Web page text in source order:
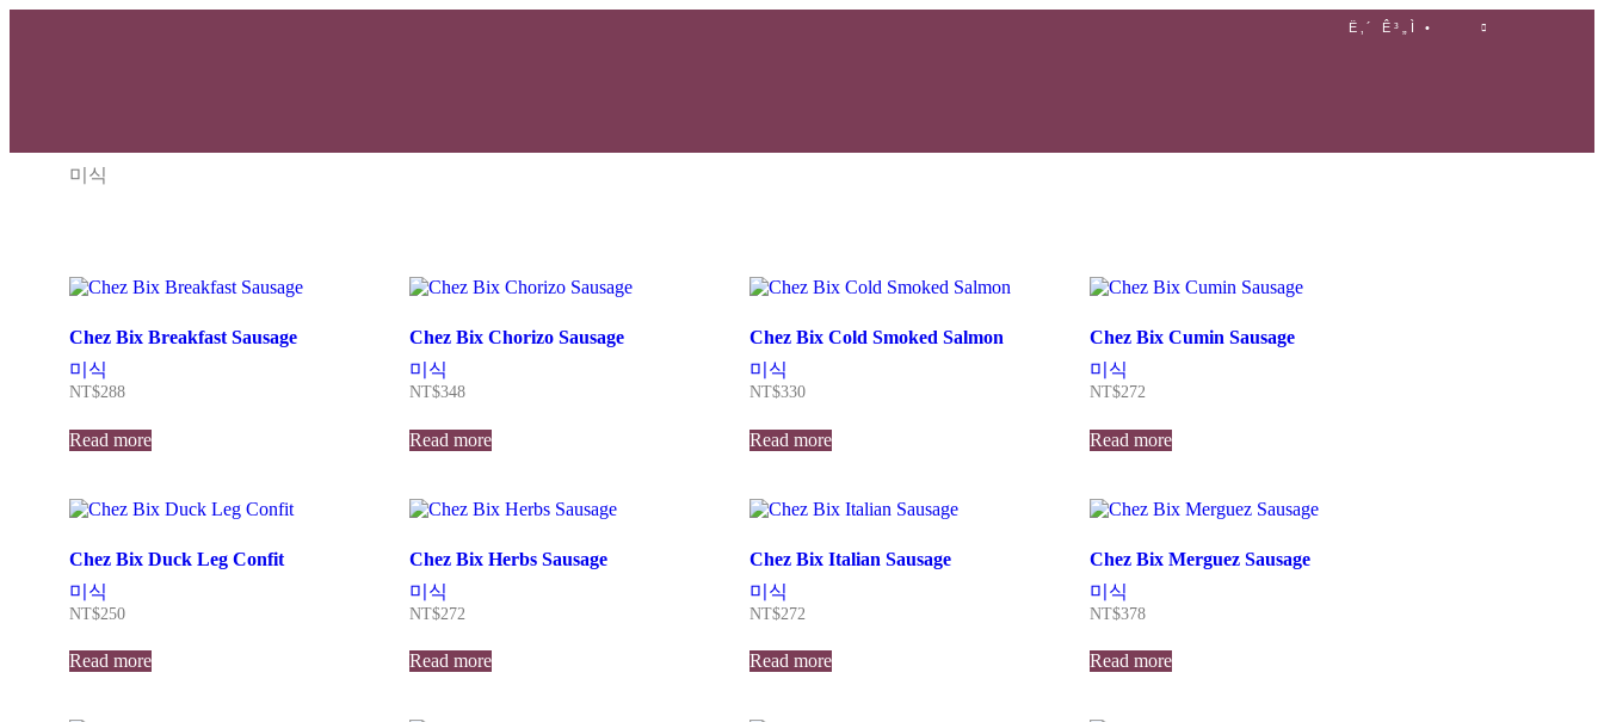
Ë‚´ Ê³„Ì •
미식
Chez Bix Breakfast Sausage
미식
NT$288
Read more
Chez Bix Chorizo Sausage
미식
NT$348
Read more
Chez Bix Cold Smoked Salmon
미식
NT$330
Read more
Chez Bix Cumin Sausage
미식
NT$272
Read more
Chez Bix Duck Leg Confit
미식
NT$250
Read more
Chez Bix Herbs Sausage
미식
NT$272
Read more
Chez Bix Italian Sausage
미식
NT$272
Read more
Chez Bix Merguez Sausage
미식
NT$378
Read more